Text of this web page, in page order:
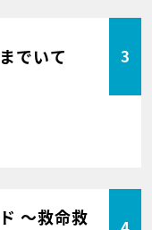
でいて 3
～救命救